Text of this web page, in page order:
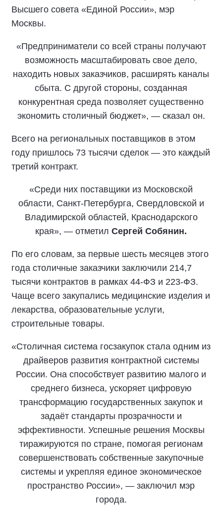
Высшего совета «Единой России», мэр
Москвы.
«Предприниматели со всей страны получают
возможность масштабировать свое дело,
находить новых заказчиков, расширять каналы
сбыта. С другой стороны, созданная
конкурентная среда позволяет существенно
экономить столичный бюджет», — сказал он.
Всего на региональных поставщиков в этом
году пришлось 73 тысячи сделок — это каждый
третий контракт.
«Среди них поставщики из Московской
области, Санкт-Петербурга, Свердловской и
Владимирской областей, Краснодарского
края», — отметил Сергей Собянин.
По его словам, за первые шесть месяцев этого
года столичные заказчики заключили 214,7
тысячи контрактов в рамках 44-ФЗ и 223-ФЗ.
Чаще всего закупались медицинские изделия и
лекарства, образовательные услуги,
строительные товары.
«Столичная система госзакупок стала одним из
драйверов развития контрактной системы
России. Она способствует развитию малого и
среднего бизнеса, ускоряет цифровую
трансформацию государственных закупок и
задаёт стандарты прозрачности и
эффективности. Успешные решения Москвы
тиражируются по стране, помогая регионам
совершенствовать собственные закупочные
системы и укрепляя единое экономическое
пространство России», — заключил мэр
города.